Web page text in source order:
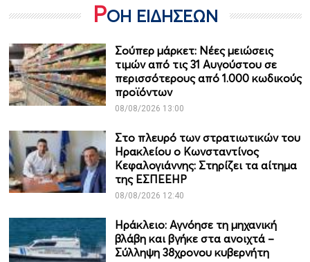
ΡΟΗ ΕΙΔΗΣΕΩΝ
Σούπερ μάρκετ: Νέες μειώσεις
τιμών από τις 31 Αυγούστου σε
περισσότερους από 1.000 κωδικούς
προϊόντων
08/08/2026 13:00
Στο πλευρό των στρατιωτικών του
Ηρακλείου ο Κωνσταντίνος
Κεφαλογιάννης: Στηρίζει τα αίτημα
της ΕΣΠΕΕΗΡ
08/08/2026 12:40
Ηράκλειο: Αγνόησε τη μηχανική
βλάβη και βγήκε στα ανοιχτά –
Σύλληψη 38χρονου κυβερνήτη